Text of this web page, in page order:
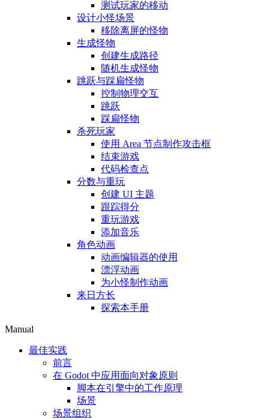
测试玩家的移动
设计小怪场景
移除离屏的怪物
生成怪物
创建生成路径
随机生成怪物
跳跃与踩扁怪物
控制物理交互
跳跃
踩扁怪物
杀死玩家
使用 Area 节点制作攻击框
结束游戏
代码检查点
分数与重玩
创建 UI 主题
跟踪得分
重玩游戏
添加音乐
角色动画
动画编辑器的使用
漂浮动画
为小怪制作动画
来日方长
探索本手册
Manual
最佳实践
前言
在 Godot 中应用面向对象原则
脚本在引擎中的工作原理
场景
场景组织